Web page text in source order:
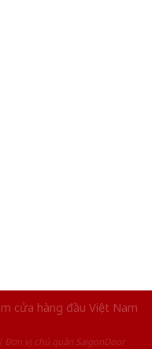
cửa hàng đầu Việt Nam
vị chủ quản SaigonDoor